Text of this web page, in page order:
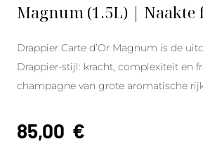
Magnum (1.5L) | Naakte
Drappier Carte d’Or Magnum is de
Drappier-stijl: kracht, complexiteit en
champagne van grote aromatische
85,00 €